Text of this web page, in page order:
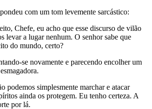
com um tom levemente sarcástico:
Chefe, eu acho que esse discurso de vilão
levar a lugar nenhum. O senhor sabe que
do mundo, certo?
se novamente e parecendo encolher um
podemos simplesmente marchar e atacar
ainda os protegem. Eu tenho certeza. A
por lá.